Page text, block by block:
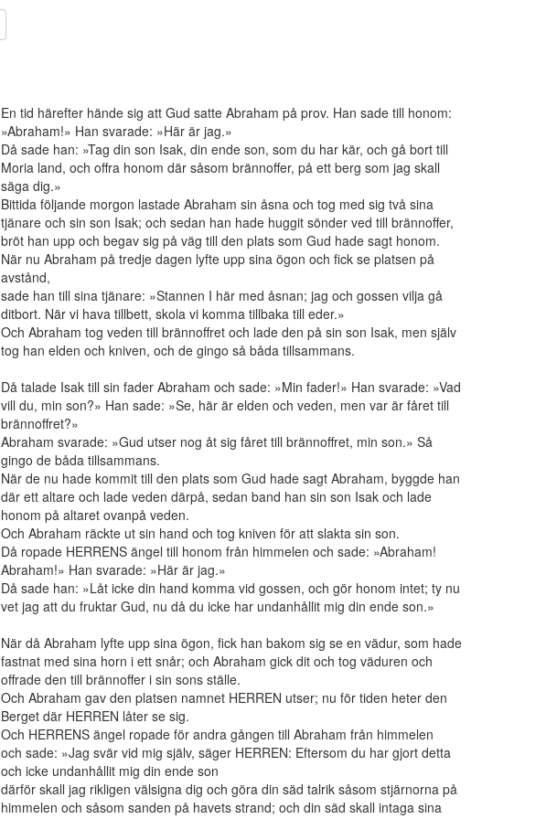
En tid härefter hände sig att Gud satte Abraham på prov. Han sade till honom:
»Abraham!» Han svarade: »Här är jag.»
Då sade han: »Tag din son Isak, din ende son, som du har kär, och gå bort till
Moria land, och offra honom där såsom brännoffer, på ett berg som jag skall
säga dig.»
Bittida följande morgon lastade Abraham sin åsna och tog med sig två sina
tjänare och sin son Isak; och sedan han hade huggit sönder ved till brännoffer,
bröt han upp och begav sig på väg till den plats som Gud hade sagt honom.
När nu Abraham på tredje dagen lyfte upp sina ögon och fick se platsen på
avstånd,
sade han till sina tjänare: »Stannen I här med åsnan; jag och gossen vilja gå
ditbort. När vi hava tillbett, skola vi komma tillbaka till eder.»
Och Abraham tog veden till brännoffret och lade den på sin son Isak, men själv
tog han elden och kniven, och de gingo så båda tillsammans.
Då talade Isak till sin fader Abraham och sade: »Min fader!» Han svarade: »Vad
vill du, min son?» Han sade: »Se, här är elden och veden, men var är fåret till
brännoffret?»
Abraham svarade: »Gud utser nog åt sig fåret till brännoffret, min son.» Så
gingo de båda tillsammans.
När de nu hade kommit till den plats som Gud hade sagt Abraham, byggde han
där ett altare och lade veden därpå, sedan band han sin son Isak och lade
honom på altaret ovanpå veden.
Och Abraham räckte ut sin hand och tog kniven för att slakta sin son.
Då ropade HERRENS ängel till honom från himmelen och sade: »Abraham!
Abraham!» Han svarade: »Här är jag.»
Då sade han: »Låt icke din hand komma vid gossen, och gör honom intet; ty nu
vet jag att du fruktar Gud, nu då du icke har undanhållit mig din ende son.»
När då Abraham lyfte upp sina ögon, fick han bakom sig se en vädur, som hade
fastnat med sina horn i ett snår; och Abraham gick dit och tog väduren och
offrade den till brännoffer i sin sons ställe.
Och Abraham gav den platsen namnet HERREN utser; nu för tiden heter den
Berget där HERREN låter se sig.
Och HERRENS ängel ropade för andra gången till Abraham från himmelen
och sade: »Jag svär vid mig själv, säger HERREN: Eftersom du har gjort detta
och icke undanhållit mig din ende son
därför skall jag rikligen välsigna dig och göra din säd talrik såsom stjärnorna på
himmelen och såsom sanden på havets strand; och din säd skall intaga sina